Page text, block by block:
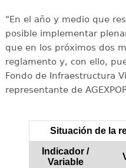
"En el año y medio que
posible implementar
que en los próximos dos
reglamento y, con ello,
Fondo de Infraestructura
representante de
Situación de la
Indicador /
Variable